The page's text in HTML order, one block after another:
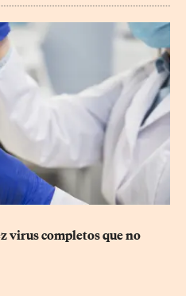
virus completos que no